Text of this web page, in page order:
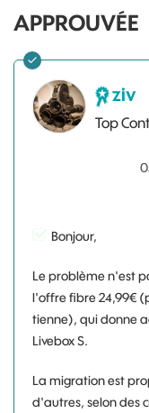
APPROUVÉE
ziv
Top
Bonjour,
Le problème n'est
l'offre fibre 24,99€
tienne), qui donne
Livebox S.
La migration est
d'autres, selon des